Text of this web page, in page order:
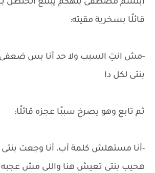
ابتسم مصطفى بتهكم يبتلع الحنظل
قائلًا بسخرية مقيته:
-مش انتِ السبب ولا حد أنا بس
بنتى لكل دا
ثم تابع وهو يصرخ سببًا عجزه قائلًا:
-أنا مستهلش كلمة أب، أنا وجعت
هحيب بنتى تعيش هنا واللى مش